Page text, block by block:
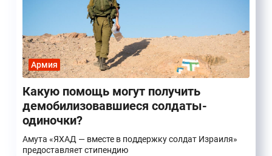
Армия
Какую помощь могут получить
демобилизовавшиеся солдаты-
одиночки?
Амута «ЯХАД — вместе в поддержку солдат Израиля»
предоставляет стипендию